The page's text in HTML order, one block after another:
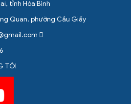
tỉnh Hòa Bình
Quan, phường Cầu Giấy
TÔI